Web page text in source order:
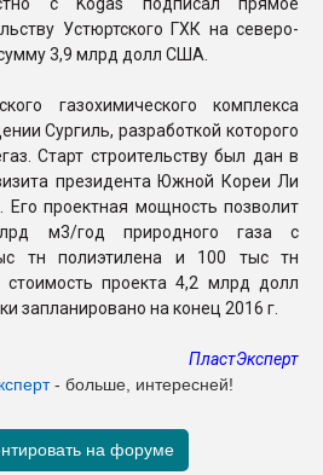
Устюртского ГХК на северо-
3,9 млрд долл США.
газохимического комплекса
Сургиль, разработкой которого
Старт строительству был дан в
президента Южной Кореи Ли
проектная мощность позволит
м3/год природного газа с
тн полиэтилена и 100 тыс тн
проекта 4,2 млрд долл
запланировано на конец 2016 г.
ПластЭксперт
- больше, интересней!